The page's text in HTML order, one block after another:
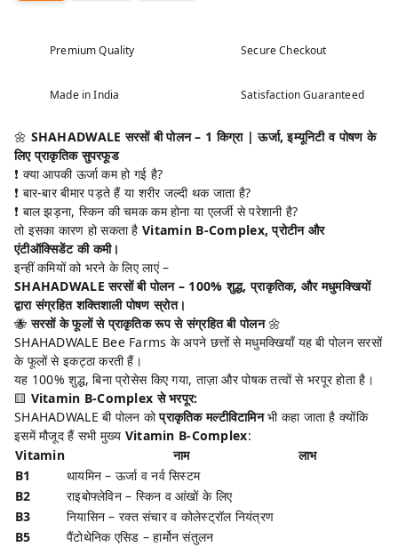
Premium Quality Secure Checkout
Made in India Satisfaction Guaranteed
🌼 SHAHADWALE सरसों बी पोलन – 1 किग्रा | ऊर्जा, इम्यूनिटी व पोषण के
लिए प्राकृतिक सुपरफूड
❗ क्या आपकी ऊर्जा कम हो गई है?
❗ बार-बार बीमार पड़ते हैं या शरीर जल्दी थक जाता है?
❗ बाल झड़ना, स्किन की चमक कम होना या एलर्जी से परेशानी है?
तो इसका कारण हो सकता हैVitamin B-Complex, प्रोटीन और
एंटीऑक्सिडेंट की कमी।
इन्हीं कमियों को भरने के लिए लाएं –
SHAHADWALE सरसों बी पोलन – 100% शुद्ध, प्राकृतिक, और मधुमक्खियों
द्वारा संग्रहित शक्तिशाली पोषण स्रोत।
🐝सरसों के फूलों से प्राकृतिक रूप से संग्रहित बी पोलन🌼
SHAHADWALE Bee Farms के अपने छत्तों से मधुमक्खियाँ यह बी पोलन सरसों
के फूलों से इकट्ठा करती हैं।
यह 100% शुद्ध, बिना प्रोसेस किए गया, ताज़ा और पोषक तत्वों से भरपूर होता है।
🟨 Vitamin B-Complex से भरपूर:
SHAHADWALE बी पोलन कोप्राकृतिक मल्टीविटामिनभी कहा जाता है क्योंकि
इसमें मौजूद हैं सभी मुख्य Vitamin B-Complex:
Vitamin
नाम
लाभ
B1
थायमिन – ऊर्जा व नर्व सिस्टम
B2
राइबोफ्लेविन – स्किन व आंखों के लिए
B3
नियासिन – रक्त संचार व कोलेस्ट्रॉल नियंत्रण
B5
पैंटोथेनिक एसिड – हार्मोन संतुलन